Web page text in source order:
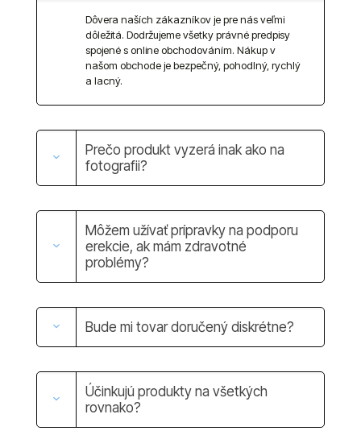
Dôvera naších zákazníkov je pre nás veľmi
dôležitá. Dodržujeme všetky právné predpisy
spojené s online obchodováním. Nákup v
našom obchode je bezpečný, pohodlný, rychlý
a lacný.
Prečo produkt vyzerá inak ako na
fotografii?
Môžem užívať prípravky na podporu
erekcie, ak mám zdravotné
problémy?
Bude mi tovar doručený diskrétne?
Účinkujú produkty na všetkých
rovnako?